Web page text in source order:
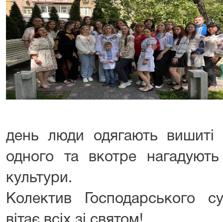
день люди одягають вишиті
одного та вкотре
культури.
Колектив Господарського